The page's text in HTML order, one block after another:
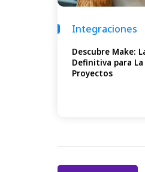
Integraciones
Descubre Make:
Definitiva para
Proyectos